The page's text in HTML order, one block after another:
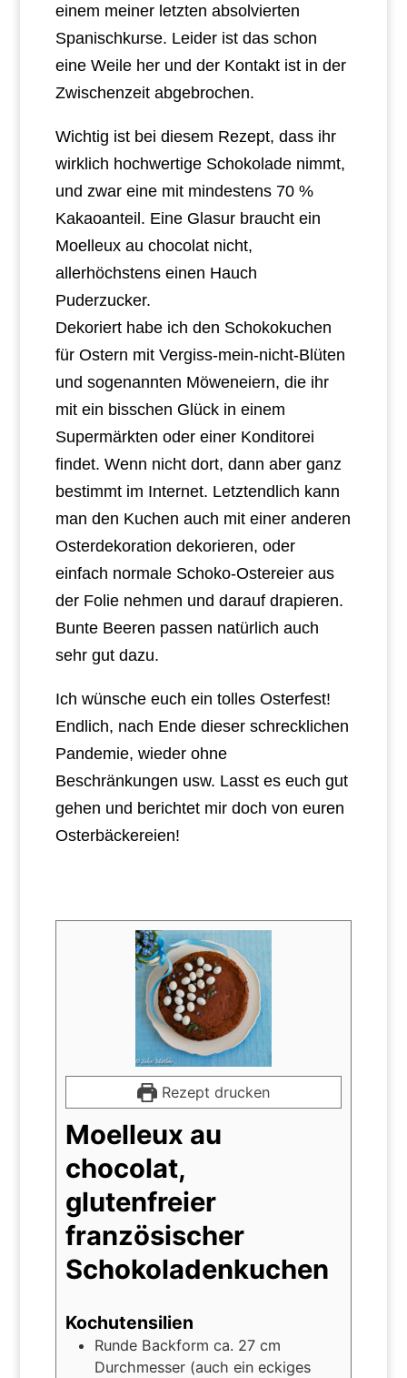
einem meiner letzten absolvierten
Spanischkurse. Leider ist das schon
eine Weile her und der Kontakt ist in der
Zwischenzeit abgebrochen.
Wichtig ist bei diesem Rezept, dass ihr
wirklich hochwertige Schokolade nimmt,
und zwar eine mit mindestens 70 %
Kakaoanteil. Eine Glasur braucht ein
Moelleux au chocolat nicht,
allerhöchstens einen Hauch
Puderzucker.
Dekoriert habe ich den Schokokuchen
für Ostern mit Vergiss-mein-nicht-Blüten
und sogenannten Möweneiern, die ihr
mit ein bisschen Glück in einem
Supermärkten oder einer Konditorei
findet. Wenn nicht dort, dann aber ganz
bestimmt im Internet. Letztendlich kann
man den Kuchen auch mit einer anderen
Osterdekoration dekorieren, oder
einfach normale Schoko-Ostereier aus
der Folie nehmen und darauf drapieren.
Bunte Beeren passen natürlich auch
sehr gut dazu.
Ich wünsche euch ein tolles Osterfest!
Endlich, nach Ende dieser schrecklichen
Pandemie, wieder ohne
Beschränkungen usw. Lasst es euch gut
gehen und berichtet mir doch von euren
Osterbäckereien!
Rezept drucken
Moelleux au
chocolat,
glutenfreier
französischer
Schokoladenkuchen
Kochutensilien
Runde Backform ca. 27 cm
Durchmesser (auch ein eckiges